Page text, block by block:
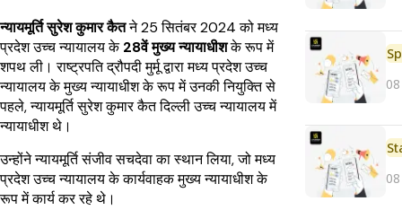
न्यायमूर्ति सुरेश कुमार कैतने 25 सितंबर 2024 को मध्य
प्रदेश उच्च न्यायालय के28वें मुख्य न्यायाधीशके रूप में
शपथ ली। राष्ट्रपति द्रौपदी मुर्मू द्वारा मध्य प्रदेश उच्च
न्यायालय के मुख्य न्यायाधीश के रूप में उनकी नियुक्ति से
पहले, न्यायमूर्ति सुरेश कुमार कैत दिल्ली उच्च न्यायालय में
न्यायाधीश थे।
उन्होंने न्यायमूर्ति संजीव सचदेवा का स्थान लिया, जो मध्य
प्रदेश उच्च न्यायालय के कार्यवाहक मुख्य न्यायाधीश के
रूप में कार्य कर रहे थे।